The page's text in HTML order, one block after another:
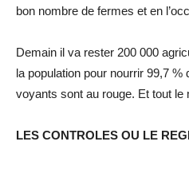
bon nombre de fermes et en
Demain il va rester 200 000
la population pour nourrir 99,7 %
voyants sont au rouge. Et tout le
LES CONTROLES OU LE